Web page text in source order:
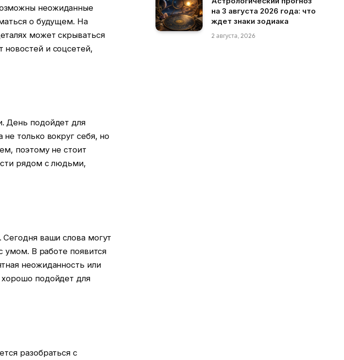
неожиданные
о будущем. На
может скрываться
и соцсетей,
День подойдет для
только вокруг себя, но
поэтому не стоит
рядом с людьми,
ваши слова могут
умом. В работе появится
неожиданность или
подойдет для
разобраться с
на 3 августа 2026 года: что
ждет знаки зодиака
2 августа, 2026